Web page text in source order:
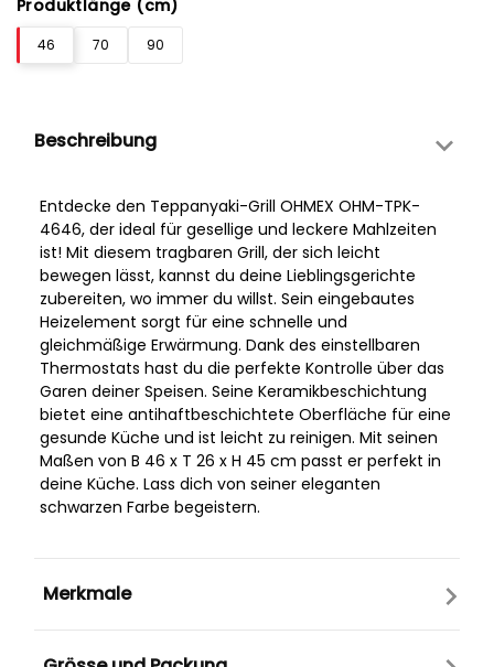
Produktlänge (cm)
46 70 90
Beschreibung
Entdecke den Teppanyaki-Grill OHMEX OHM-TPK-
4646, der ideal für gesellige und leckere Mahlzeiten
ist! Mit diesem tragbaren Grill, der sich leicht
bewegen lässt, kannst du deine Lieblingsgerichte
zubereiten, wo immer du willst. Sein eingebautes
Heizelement sorgt für eine schnelle und
gleichmäßige Erwärmung. Dank des einstellbaren
Thermostats hast du die perfekte Kontrolle über das
Garen deiner Speisen. Seine Keramikbeschichtung
bietet eine antihaftbeschichtete Oberfläche für eine
gesunde Küche und ist leicht zu reinigen. Mit seinen
Maßen von B 46 x T 26 x H 45 cm passt er perfekt in
deine Küche. Lass dich von seiner eleganten
schwarzen Farbe begeistern.
Merkmale